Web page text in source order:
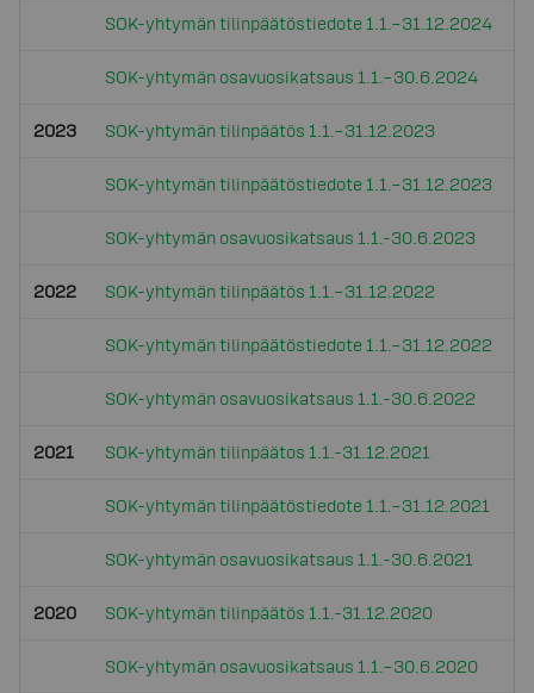
SOK-yhtymän tilinpäätöstiedote 1.1.–31.12.2024
SOK-yhtymän osavuosikatsaus 1.1.–30.6.2024
2023 SOK-yhtymän tilinpäätös 1.1.–31.12.2023
SOK-yhtymän tilinpäätöstiedote 1.1.–31.12.2023
SOK-yhtymän osavuosikatsaus 1.1.-30.6.2023
2022 SOK-yhtymän tilinpäätös 1.1.–31.12.2022
SOK-yhtymän tilinpäätöstiedote 1.1.–31.12.2022
SOK-yhtymän osavuosikatsaus 1.1.-30.6.2022
2021 SOK-yhtymän tilinpäätos 1.1.-31.12.2021
SOK-yhtymän tilinpäätöstiedote 1.1.–31.12.2021
SOK-yhtymän osavuosikatsaus 1.1.-30.6.2021
2020 SOK-yhtymän tilinpäätös 1.1.-31.12.2020
SOK-yhtymän osavuosikatsaus 1.1.–30.6.2020